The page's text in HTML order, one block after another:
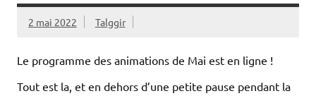
2 mai 2022 Talggir
Le programme des animations de Mai est en ligne !
Tout est la, et en dehors d’une petite pause pendant la